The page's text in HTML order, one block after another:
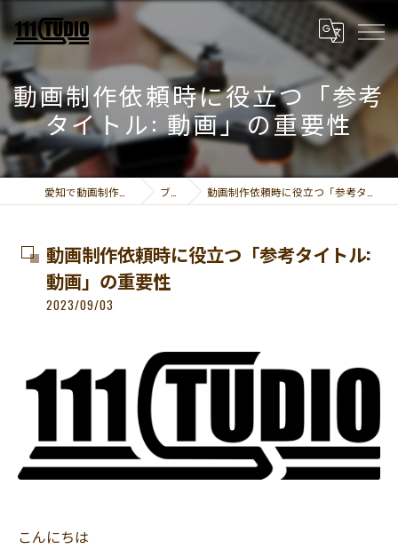
動画制作依頼時に役立つ「参考
タイトル: 動画」の重要性
ブログ 動画制作依頼時に役立つ「参考タイトル: 動画」の重要性
動画制作依頼時に役立つ「参考タイトル:
動画」の重要性
2023/09/03
こんにちは